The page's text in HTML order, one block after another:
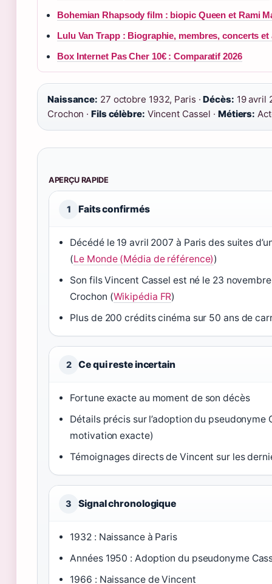
Bohemian Rhapsody film : biopic Queen et Rami
Lulu Van Trapp : Biographie, membres, concerts et
Box Internet Pas Cher 10€ : Comparatif 2026
Naissance: 27 octobre 1932, Paris ·Décès: 19 avril
Crochon ·Fils célèbre: Vincent Cassel · Métiers:
APERÇU RAPIDE
1 Faits confirmés
Décédé le 19 avril 2007 à Paris des suites
(Le Monde (Média de référence))
Son fils Vincent Cassel est né le 23
Crochon (Wikipédia FR)
Plus de 200 crédits cinéma sur 50 ans de
2 Ce qui reste incertain
Fortune exacte au moment de son décès
Détails précis sur l’adoption du pseudonyme
motivation exacte)
Témoignages directs de Vincent sur les
3 Signal chronologique
1932 : Naissance à Paris
Années 1950 : Adoption du pseudonyme
1966 : Naissance de Vincent